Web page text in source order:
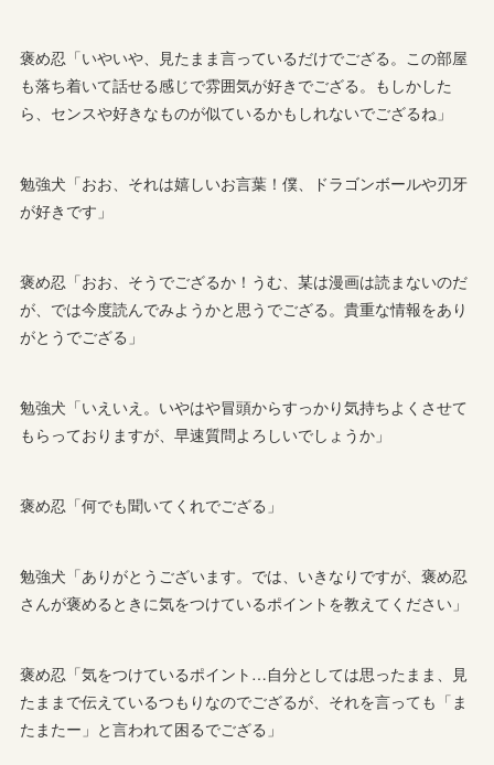
褒め忍「いやいや、見たまま言っているだけでござる。この部屋
も落ち着いて話せる感じで雰囲気が好きでござる。もしかした
ら、センスや好きなものが似ているかもしれないでござるね」
勉強犬「おお、それは嬉しいお言葉！僕、ドラゴンボールや刃牙
が好きです」
褒め忍「おお、そうでござるか！うむ、某は漫画は読まないのだ
が、では今度読んでみようかと思うでござる。貴重な情報をあり
がとうでござる」
勉強犬「いえいえ。いやはや冒頭からすっかり気持ちよくさせて
もらっておりますが、早速質問よろしいでしょうか」
褒め忍「何でも聞いてくれでござる」
勉強犬「ありがとうございます。では、いきなりですが、褒め忍
さんが褒めるときに気をつけているポイントを教えてください」
褒め忍「気をつけているポイント…自分としては思ったまま、見
たままで伝えているつもりなのでござるが、それを言っても「ま
たまたー」と言われて困るでござる」